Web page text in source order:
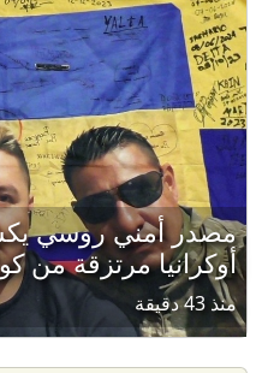
مصدر أمني روسي
أوكرانيا مرتزقة من
منذ 43 دقيقة